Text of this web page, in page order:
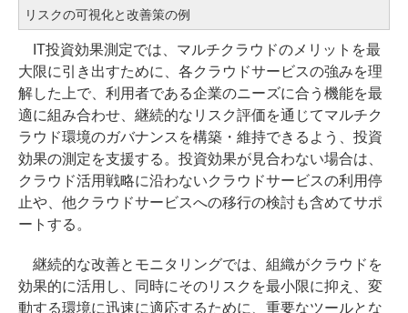
リスクの可視化と改善策の例
IT投資効果測定では、マルチクラウドのメリットを最
大限に引き出すために、各クラウドサービスの強みを理
解した上で、利用者である企業のニーズに合う機能を最
適に組み合わせ、継続的なリスク評価を通じてマルチク
ラウド環境のガバナンスを構築・維持できるよう、投資
効果の測定を支援する。投資効果が見合わない場合は、
クラウド活用戦略に沿わないクラウドサービスの利用停
止や、他クラウドサービスへの移行の検討も含めてサポ
ートする。
継続的な改善とモニタリングでは、組織がクラウドを
効果的に活用し、同時にそのリスクを最小限に抑え、変
動する環境に迅速に適応するために、重要なツールとな